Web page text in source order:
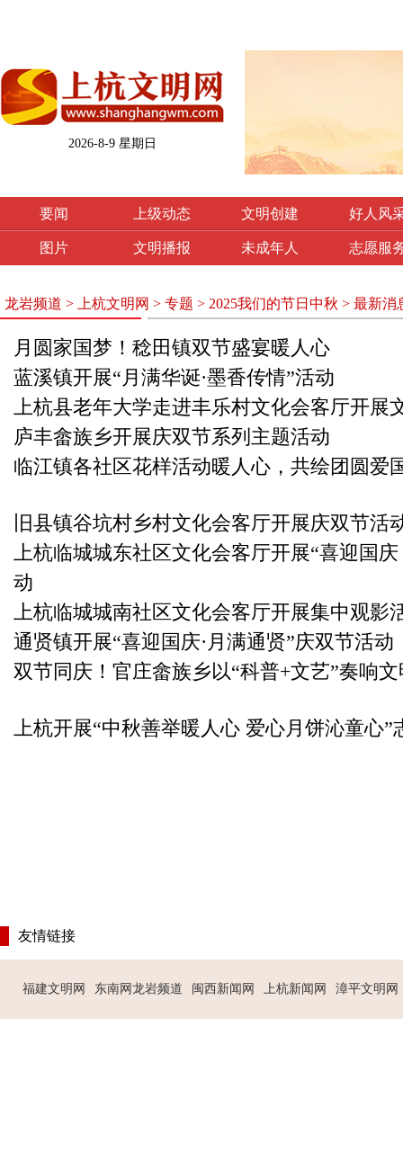
2026-8-9 星期日
要闻 上级动态 文明创建 好人风
图片 文明播报 未成年人 志愿服
龙岩频道 > 上杭文明网 > 专题 > 2025我们的节日中秋 > 最新消
月圆家国梦！稔田镇双节盛宴暖人心
蓝溪镇开展“月满华诞·墨香传情”活动
上杭县老年大学走进丰乐村文化会客厅开展
庐丰畲族乡开展庆双节系列主题活动
临江镇各社区花样活动暖人心，共绘团圆爱
旧县镇谷坑村乡村文化会客厅开展庆双节活
上杭临城城东社区文化会客厅开展“喜迎国
动
上杭临城城南社区文化会客厅开展集中观影
通贤镇开展“喜迎国庆·月满通贤”庆双节活动
双节同庆！官庄畲族乡以“科普+文艺”奏响
上杭开展“中秋善举暖人心 爱心月饼沁童心”
友情链接
福建文明网 东南网龙岩频道 闽西新闻网 上杭新闻网 漳平文明网